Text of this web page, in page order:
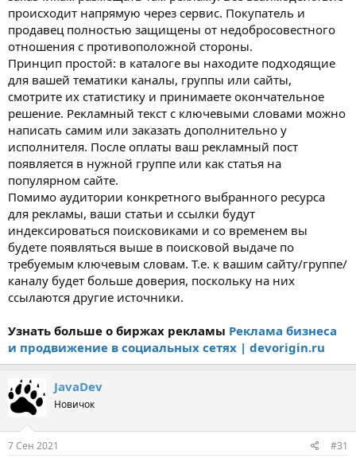
происходит напрямую через сервис. Покупатель и
продавец полностью защищены от недобросовестного
отношения с противоположной стороны.
Принцип простой: в каталоге вы находите подходящие
для вашей тематики каналы, группы или сайты,
смотрите их статистику и принимаете окончательное
решение. Рекламный текст с ключевыми словами можно
написать самим или заказать дополнительно у
исполнителя. После оплаты ваш рекламный пост
появляется в нужной группе или как статья на
популярном сайте.
Помимо аудитории конкретного выбранного ресурса
для рекламы, ваши статьи и ссылки будут
индексироваться поисковиками и со временем вы
будете появляться выше в поисковой выдаче по
требуемым ключевым словам. Т.е. к вашим сайту/группе/
каналу будет больше доверия, поскольку на них
ссылаются другие источники.
Узнать больше о биржах рекламы Реклама бизнеса
и продвижение в социальных сетях | devorigin.ru
JavaDev
Новичок
7 Сен 2021 #31